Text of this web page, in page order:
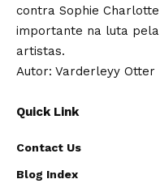
contra Sophie
importante na luta
artistas.
Autor: Varderleyy Otter
Quick Link
Contact Us
Blog Index